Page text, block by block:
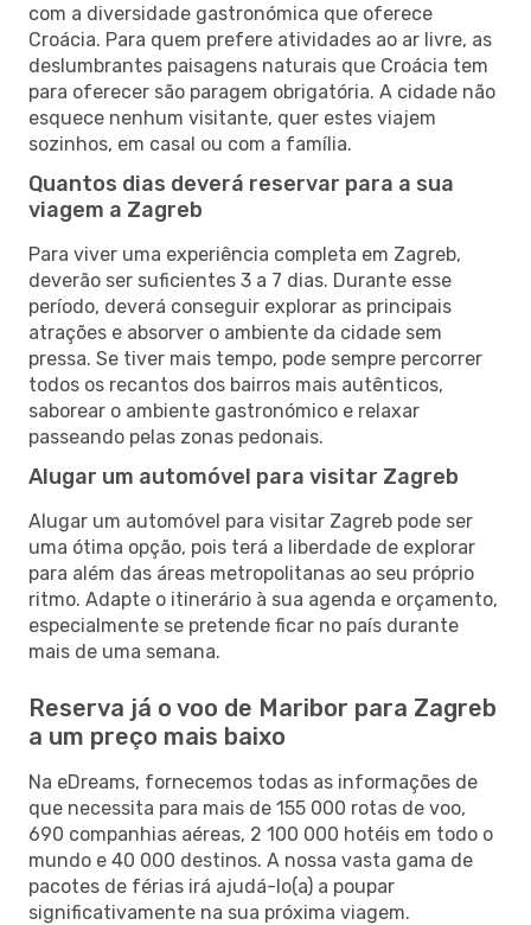
com a diversidade gastronómica que oferece
Croácia. Para quem prefere atividades ao ar livre, as
deslumbrantes paisagens naturais que Croácia tem
para oferecer são paragem obrigatória. A cidade não
esquece nenhum visitante, quer estes viajem
sozinhos, em casal ou com a família.
Quantos dias deverá reservar para a sua
viagem a Zagreb
Para viver uma experiência completa em Zagreb,
deverão ser suficientes 3 a 7 dias. Durante esse
período, deverá conseguir explorar as principais
atrações e absorver o ambiente da cidade sem
pressa. Se tiver mais tempo, pode sempre percorrer
todos os recantos dos bairros mais autênticos,
saborear o ambiente gastronómico e relaxar
passeando pelas zonas pedonais.
Alugar um automóvel para visitar Zagreb
Alugar um automóvel para visitar Zagreb pode ser
uma ótima opção, pois terá a liberdade de explorar
para além das áreas metropolitanas ao seu próprio
ritmo. Adapte o itinerário à sua agenda e orçamento,
especialmente se pretende ficar no país durante
mais de uma semana.
Reserva já o voo de Maribor para Zagreb
a um preço mais baixo
Na eDreams, fornecemos todas as informações de
que necessita para mais de 155 000 rotas de voo,
690 companhias aéreas, 2 100 000 hotéis em todo o
mundo e 40 000 destinos. A nossa vasta gama de
pacotes de férias irá ajudá-lo(a) a poupar
significativamente na sua próxima viagem.